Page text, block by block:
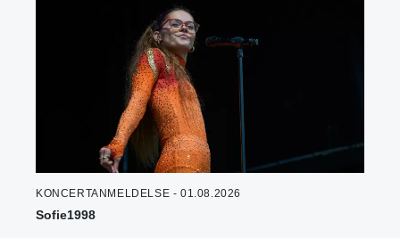
KONCERTANMELDELSE - 01.08.2026
Sofie1998